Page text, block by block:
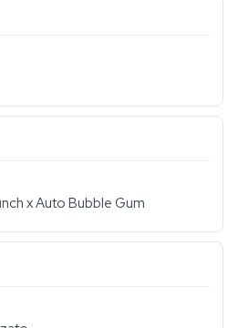
x Auto Bubble Gum